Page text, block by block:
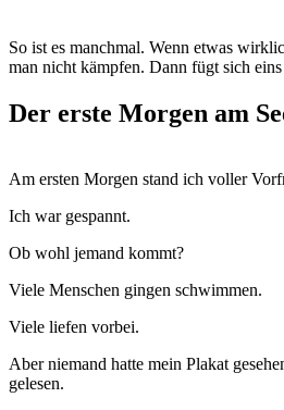
So ist es manch­mal. Wenn etwas
man nicht kämp­fen. Dann fügt sich
Der erste Morgen am
Am ers­ten Mor­gen stand ich vol­ler
Ich war gespannt.
Ob wohl jemand kommt?
Vie­le Men­schen gin­gen schwimmen.
Vie­le lie­fen vorbei.
Aber nie­mand hat­te mein Pla­kat
gelesen.